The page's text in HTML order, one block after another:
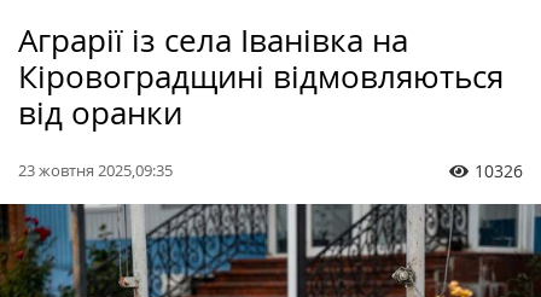
Аграрії із села Іванівка на
Кіровоградщині відмовляються
від оранки
23 жовтня 2025,09:35 10326